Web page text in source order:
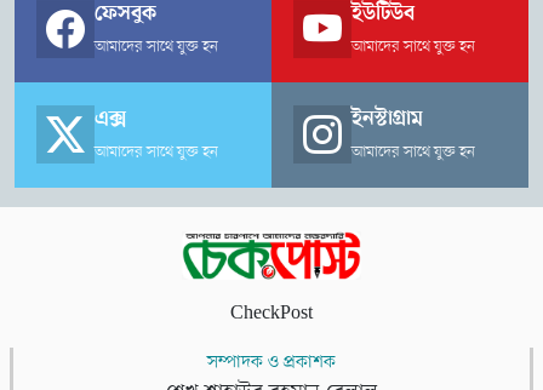
ফেসবুক
আমাদের সাথে যুক্ত হন
ইউটিউব
আমাদের সাথে যুক্ত হন
এক্স
আমাদের সাথে যুক্ত হন
ইনস্টাগ্রাম
আমাদের সাথে যুক্ত হন
CheckPost
সম্পাদক ও প্রকাশক